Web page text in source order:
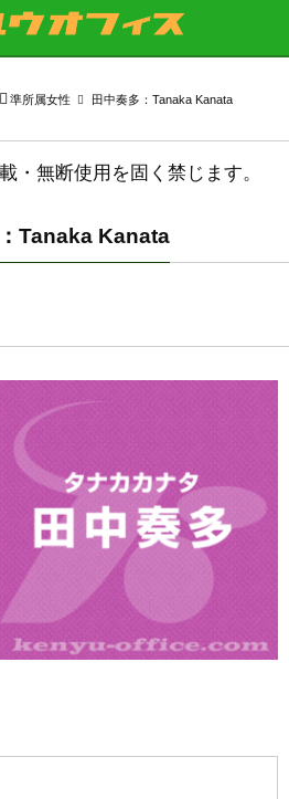
準所属女性 田中奏多：Tanaka Kanata
・無断使用を固く禁じます。
Tanaka Kanata